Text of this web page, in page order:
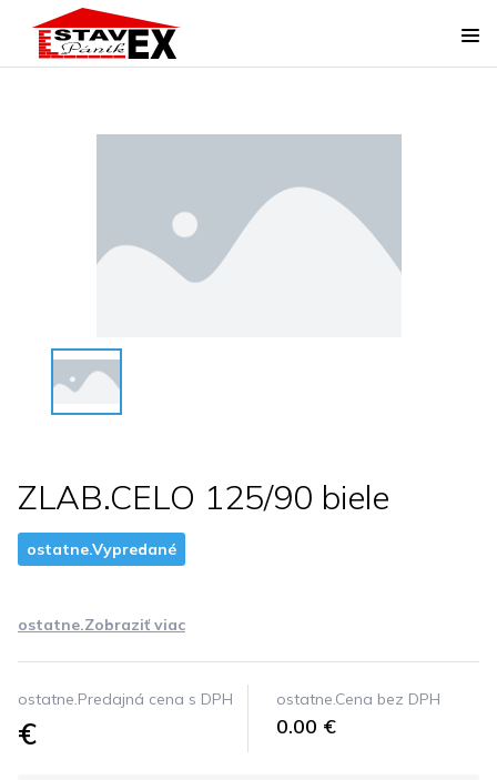
ZLAB.CELO 125/90 biele
ostatne.Vypredané
ostatne.Zobraziť viac
ostatne.Predajná cena s DPH
€
ostatne.Cena bez DPH
0.00 €